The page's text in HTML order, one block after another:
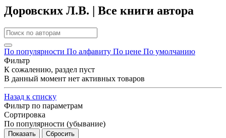
Доровских Л.В. | Все книги автора
По популярности По алфавиту По цене По умолчанию
Фильтр
К сожалению, раздел пуст
В данный момент нет активных товаров
Назад к списку
Фильтр по параметрам
Сортировка
По популярности (убывание)
Сбросить